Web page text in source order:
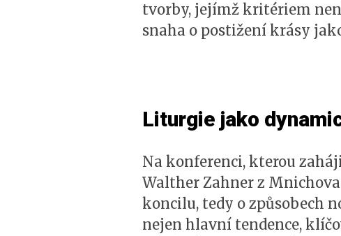
tvorby, jejímž kritériem není
snaha o postižení krásy
Liturgie jako
Na konferenci, kterou
Walther Zahner z
koncilu, tedy o způsobech
nejen hlavní tendence,